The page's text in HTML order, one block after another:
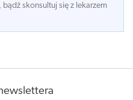
skonsultuj się z lekarzem